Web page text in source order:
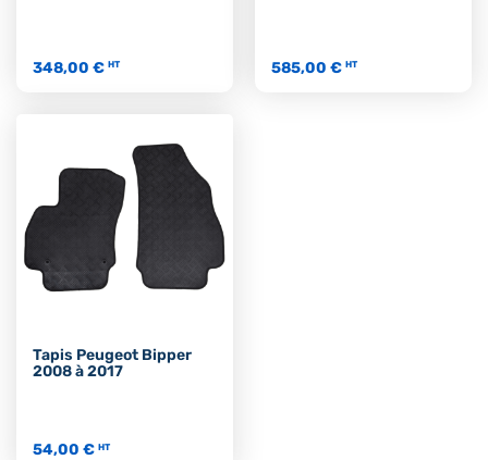
348,00 € HT 585,00 € HT
Tapis Peugeot Bipper
2008 à 2017
54,00 € HT